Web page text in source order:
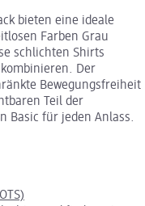
bieten eine ideale
Farben Grau
schlichten Shirts
Der
Bewegungsfreiheit
Teil der
Basic für jeden Anlass.